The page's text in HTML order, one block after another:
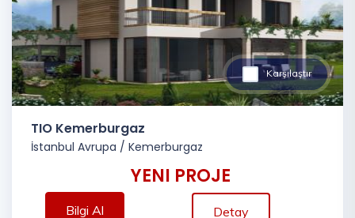
Karşılaştır
TIO Kemerburgaz
İstanbul Avrupa / Kemerburgaz
YENI PROJE
Bilgi Al Detay